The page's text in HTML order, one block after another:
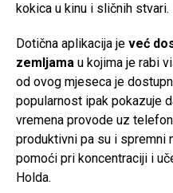
kokica u kinu i sličnih stvari.
Dotična aplikacija je već
zemljama u kojima je rabi
od ovog mjeseca je
popularnost ipak pokazuje
vremena provode uz
produktivni pa su i spremni
pomoći pri koncentraciji i
Holda.